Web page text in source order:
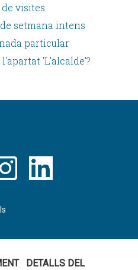
visites
setmana intens
particular
l'apartat 'L'alcalde'?
DETALLS DEL